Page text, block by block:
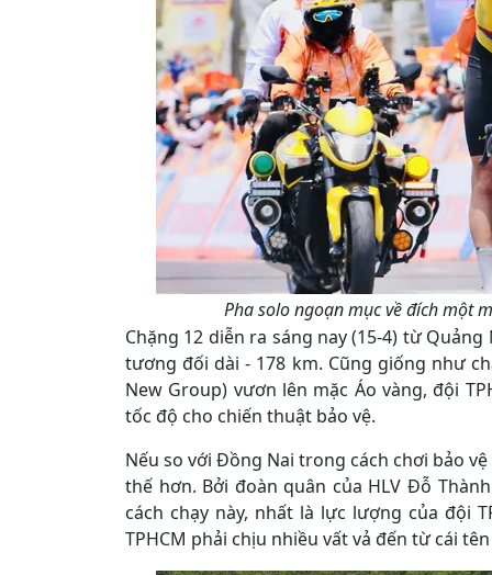
Pha solo ngoạn mục về đích một
Chặng 12 diễn ra sáng nay (15-4) từ
tương đối dài - 178 km. Cũng giống như
New Group) vươn lên mặc Áo vàng, đội
tốc độ cho chiến thuật bảo vệ.
Nếu so với Đồng Nai trong cách chơi bảo
thế hơn. Bởi đoàn quân của HLV Đỗ
cách chạy này, nhất là lực lượng của đội
TPHCM phải chịu nhiều vất vả đến từ cái